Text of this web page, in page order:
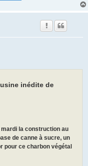
inédite de
la construction au
de canne à sucre, un
pour ce charbon végétal